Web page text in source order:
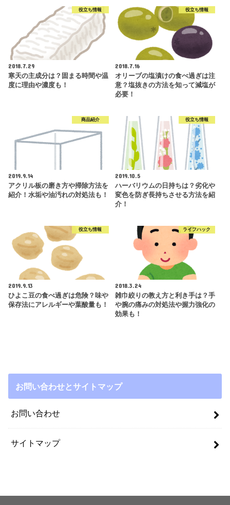
役立ち情報
2018.7.29
寒天の主成分は？固まる時間や温
度に理由や濃度も！
役立ち情報
2018.7.16
オリーブの塩漬けの食べ過ぎは注
意？塩抜きの方法を知って減塩が
必要！
商品紹介
2019.9.14
アクリル板の磨き方や掃除方法を
紹介！水垢や油汚れの対処法も！
役立ち情報
2019.10.5
ハーバリウムの日持ちは？劣化や
変色を防ぎ長持ちさせる方法を紹
介！
役立ち情報
2019.9.13
ひよこ豆の食べ過ぎは危険？味や
保存法にアレルギーや葉酸量も！
ライフハック
2018.3.24
雑巾絞りの教え方と利き手は？手
や腕の痛みの対処法や握力強化の
効果も！
お問い合わせとサイトマップ
お問い合わせ
サイトマップ